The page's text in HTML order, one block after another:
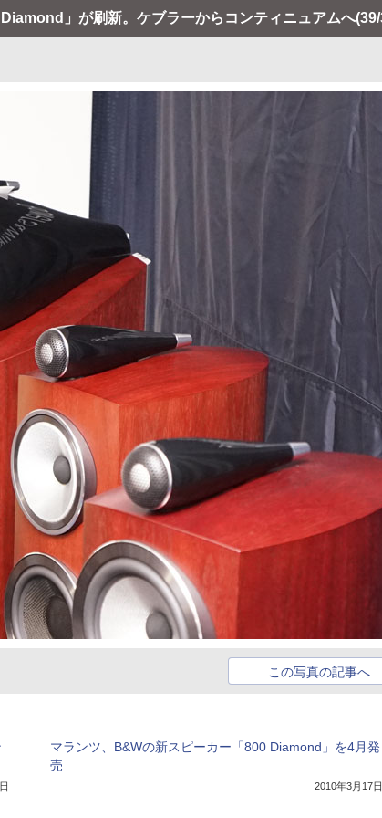
」が刷新。ケブラーからコンティニュアムへ
この写真の記事へ
マランツ、B&Wの新スピーカー「800 Diamond」を4月発
売
2010年3月17日